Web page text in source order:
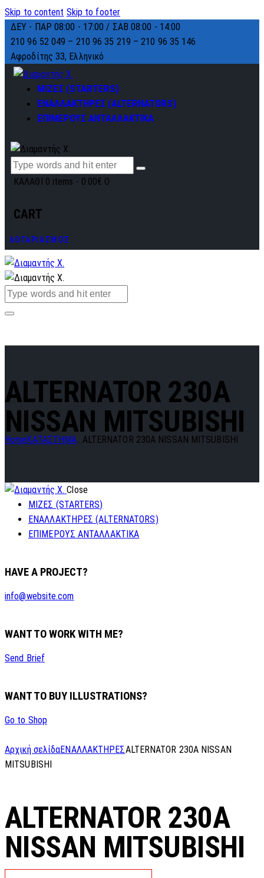
Skip to content Skip to footer
ΔΕΥ - ΠΑΡ 08:00 - 17:00 / ΣΑΒ 08:00 - 14:00
210 96 52 049 – 210 96 35 219 –210 96 35 146
Αφροδίτης 33, Ελληνικό
ΜΙΖΕΣ (STARTERS)
ΕΝΑΛΛΑΚΤΗΡΕΣ (ALTERNATORS)
ΕΠΙΜΕΡΟΥΣ ΑΝΤΑΛΛΑΚΤΙΚΑ
ΚΑΛΑΘΙ 0 items - 0.00€ 0
CART
ΛΟΓΑΡΙΑΣΜΟΣ
ALTERNATOR 230A
NISSAN MITSUBISHI
Home ΚΑΤΑΣΤΗΜΑ...ALTERNATOR 230A NISSAN MITSUBISHI
Close
ΜΙΖΕΣ (STARTERS)
ΕΝΑΛΛΑΚΤΗΡΕΣ (ALTERNATORS)
ΕΠΙΜΕΡΟΥΣ ΑΝΤΑΛΛΑΚΤΙΚΑ
HAVE A PROJECT?
info@website.com
WANT TO WORK WITH ME?
Send Brief
WANT TO BUY ILLUSTRATIONS?
Go to Shop
Αρχική σελίδαΕΝΑΛΛΑΚΤΗΡΕΣALTERNATOR 230A NISSAN
MITSUBISHI
ALTERNATOR 230A
NISSAN MITSUBISHI